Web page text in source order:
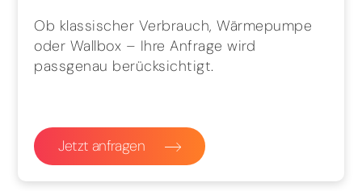
Ob klassischer Verbrauch, Wärmepumpe
oder Wallbox – Ihre Anfrage wird
passgenau berücksichtigt.
Jetzt anfragen